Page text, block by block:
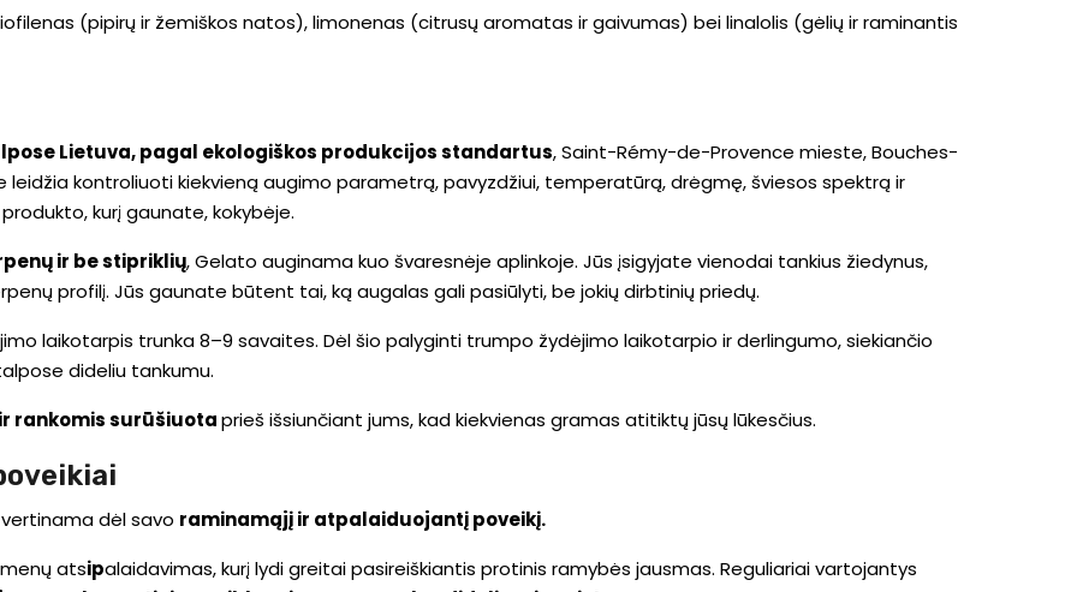
(pipirų ir žemiškos natos), limonenas (citrusų aromatas ir gaivumas) bei linalolis (gėlių ir raminantis
Lietuva, pagal ekologiškos produkcijos standartus, Saint-Rémy-de-Provence mieste, Bouches-
kontroliuoti kiekvieną augimo parametrą, pavyzdžiui, temperatūrą, drėgmę, šviesos spektrą ir
kurį gaunate, kokybėje.
ir be stipriklių, Gelato auginama kuo švaresnėje aplinkoje. Jūs įsigyjate vienodai tankius žiedynus,
profilį. Jūs gaunate būtent tai, ką augalas gali pasiūlyti, be jokių dirbtinių priedų.
laikotarpis trunka 8–9 savaites. Dėl šio palyginti trumpo žydėjimo laikotarpio ir derlingumo, siekiančio
dideliu tankumu.
rankomis surūšiuotaprieš išsiunčiant jums, kad kiekvienas gramas atitiktų jūsų lūkesčius.
vertinama dėl savo raminamąjį ir atpalaiduojantį poveikį.
atsipalaidavimas, kurį lydi greitai pasireiškiantis protinis ramybės jausmas. Reguliariai vartojantys